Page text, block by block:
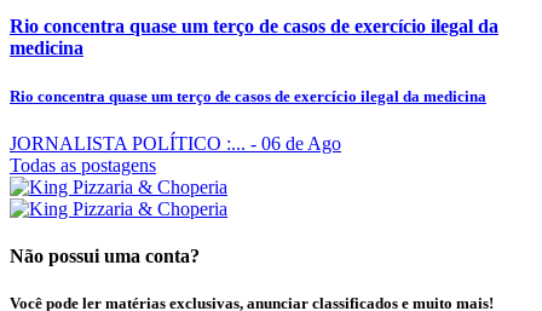
Rio concentra quase um terço de casos de exercício ilegal da
medicina
Rio concentra quase um terço de casos de exercício ilegal da medicina
JORNALISTA POLÍTICO :... - 06 de Ago
Todas as postagens
Não possui uma conta?
Você pode ler matérias exclusivas, anunciar classificados e muito mais!